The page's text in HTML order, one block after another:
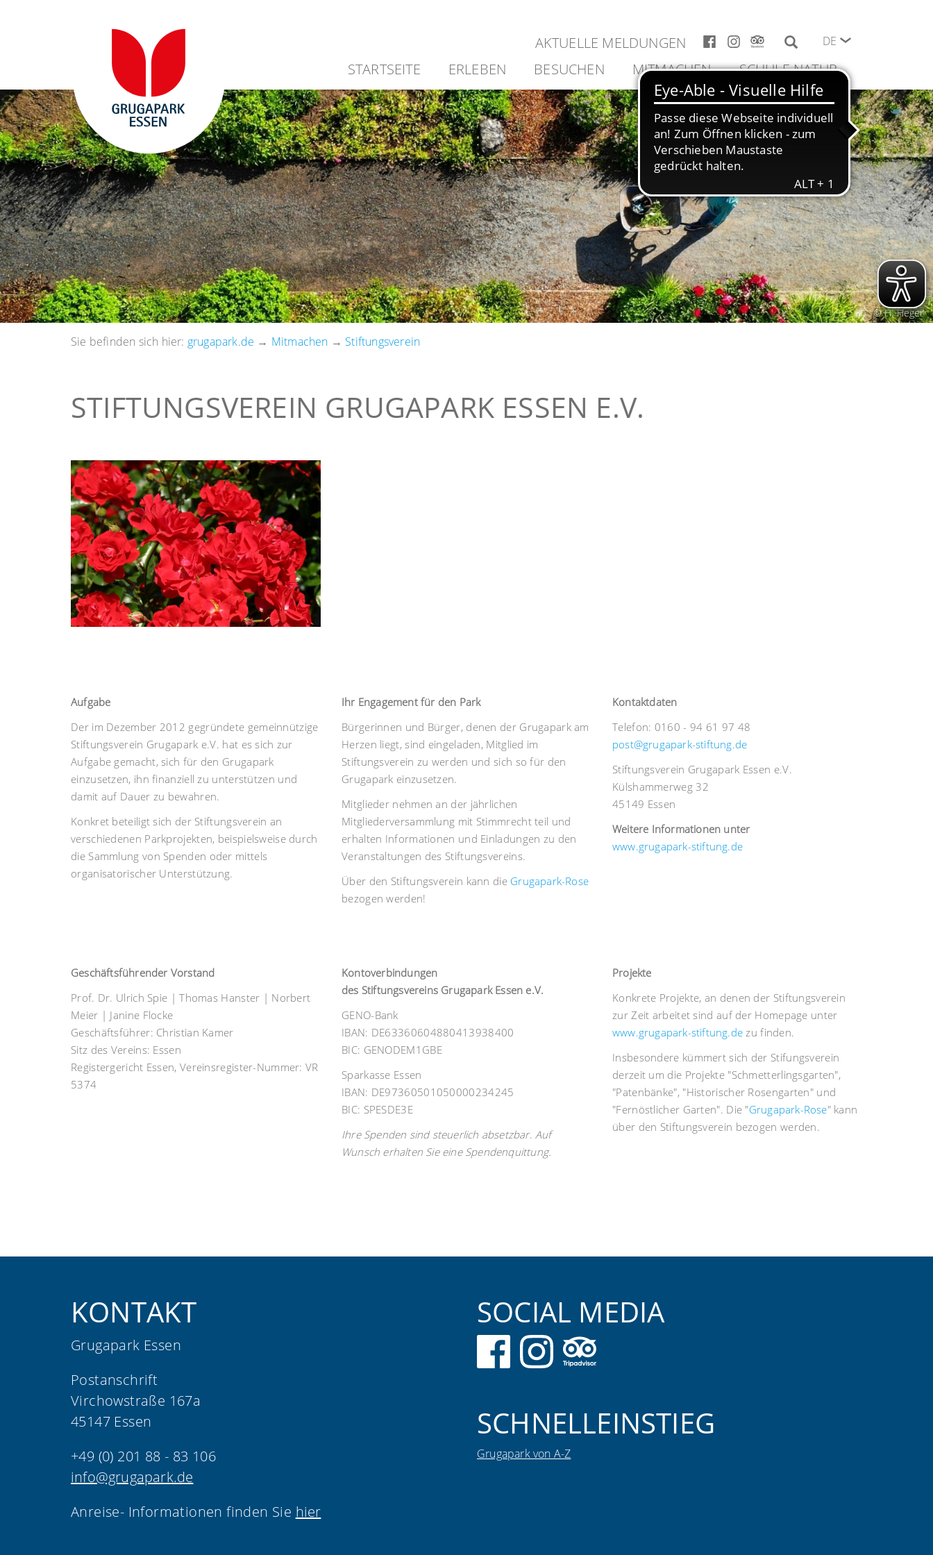
DE
AKTUELLE MELDUNGEN
STARTSEITE
ERLEBEN BESUCHEN MITMACHEN SCHULE NATUR
© H. Heger
Sie befinden sich hier: grugapark.de → Mitmachen → Stiftungsverein
STIFTUNGSVEREIN GRUGAPARK ESSEN E.V.
Aufgabe
Der im Dezember 2012 gegründete gemeinnützige
Stiftungsverein Grugapark e.V. hat es sich zur
Aufgabe gemacht, sich für den Grugapark
einzusetzen, ihn finanziell zu unterstützen und
damit auf Dauer zu bewahren.
Konkret beteiligt sich der Stiftungsverein an
verschiedenen Parkprojekten, beispielsweise durch
die Sammlung von Spenden oder mittels
organisatorischer Unterstützung.
Ihr Engagement für den Park
Bürgerinnen und Bürger, denen der Grugapark am
Herzen liegt, sind eingeladen, Mitglied im
Stiftungsverein zu werden und sich so für den
Grugapark einzusetzen.
Mitglieder nehmen an der jährlichen
Mitgliederversammlung mit Stimmrecht teil und
erhalten Informationen und Einladungen zu den
Veranstaltungen des Stiftungsvereins.
Über den Stiftungsverein kann die Grugapark-Rose
bezogen werden!
Kontaktdaten
Telefon: 0160 - 94 61 97 48
post@grugapark-stiftung.de
Stiftungsverein Grugapark Essen e.V.
Külshammerweg 32
45149 Essen
Weitere Informationen unter
www.grugapark-stiftung.de
Geschäftsführender Vorstand
Prof. Dr. Ulrich Spie | Thomas Hanster | Norbert
Meier | Janine Flocke
Geschäftsführer: Christian Kamer
Sitz des Vereins: Essen
Registergericht Essen, Vereinsregister-Nummer: VR
5374
Kontoverbindungen
des Stiftungsvereins Grugapark Essen e.V.
GENO-Bank
IBAN: DE63360604880413938400
BIC: GENODEM1GBE
Sparkasse Essen
IBAN: DE97360501050000234245
BIC: SPESDE3E
Ihre Spenden sind steuerlich absetzbar. Auf
Wunsch erhalten Sie eine Spendenquittung.
Projekte
Konkrete Projekte, an denen der Stiftungsverein
zur Zeit arbeitet sind auf der Homepage unter
www.grugapark-stiftung.de zu finden.
Insbesondere kümmert sich der Stifungsverein
derzeit um die Projekte "Schmetterlingsgarten",
"Patenbänke", "Historischer Rosengarten" und
"Fernöstlicher Garten". Die "Grugapark-Rose" kann
über den Stiftungsverein bezogen werden.
KONTAKT
Grugapark Essen
Postanschrift
Virchowstraße 167a
45147 Essen
+49 (0) 201 88 - 83 106
info@grugapark.de
Anreise- Informationen finden Sie hier
SOCIAL MEDIA
SCHNELLEINSTIEG
Grugapark von A-Z